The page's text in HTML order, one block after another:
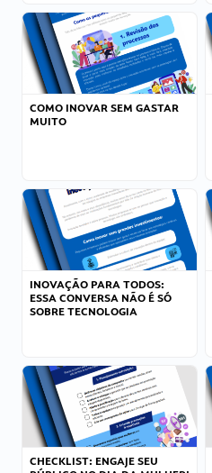
COMO INOVAR SEM GASTAR
MUITO
INOVAÇÃO PARA TODOS:
ESSA CONVERSA NÃO É SÓ
SOBRE TECNOLOGIA
CHECKLIST: ENGAJE SEU